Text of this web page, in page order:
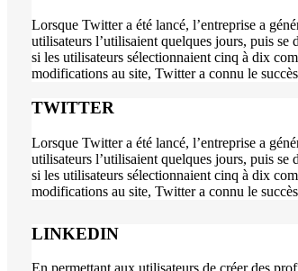
Lorsque Twitter a été lancé, l’entreprise a
utilisateurs l’utilisaient quelques jours, puis se
si les utilisateurs sélectionnaient cinq à dix
modifications au site, Twitter a connu le
TWITTER
Lorsque Twitter a été lancé, l’entreprise a
utilisateurs l’utilisaient quelques jours, puis se
si les utilisateurs sélectionnaient cinq à dix
modifications au site, Twitter a connu le
LINKEDIN